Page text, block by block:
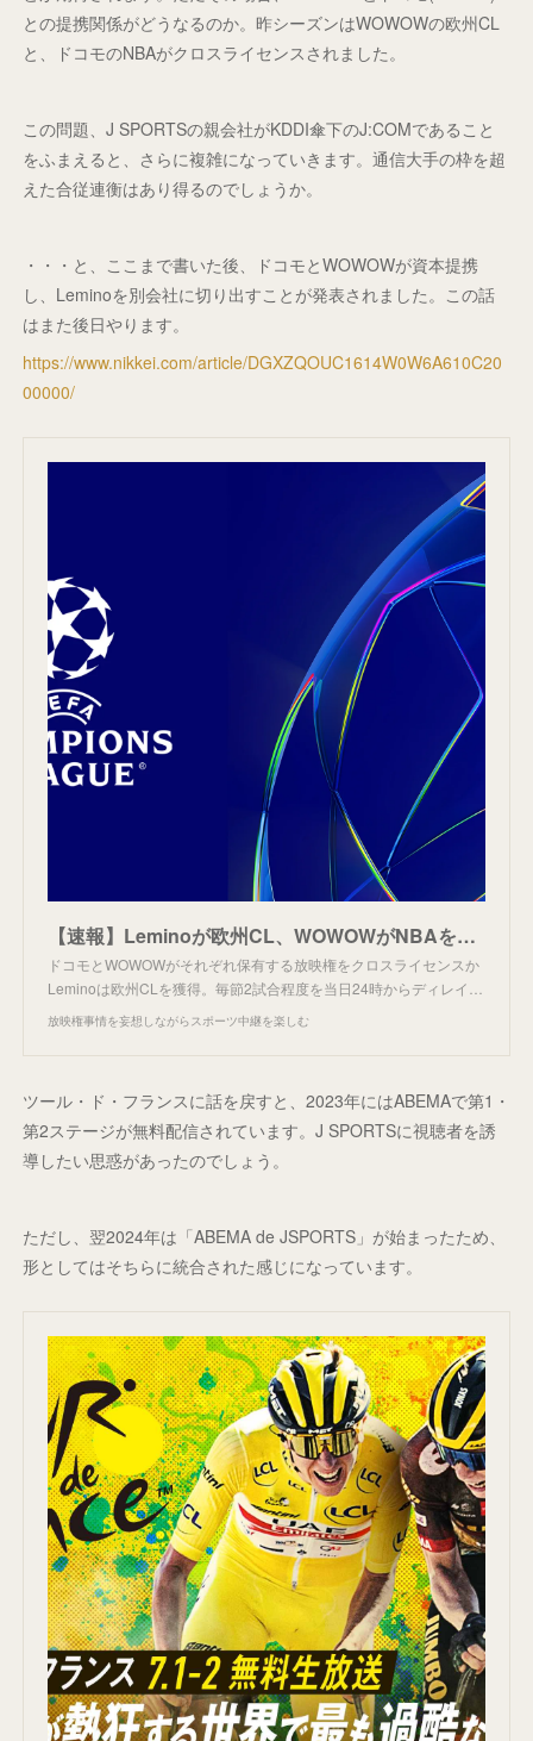
との提携関係がどうなるのか。昨シーズンはWOWOWの欧州CL
と、ドコモのNBAがクロスライセンスされました。
この問題、J SPORTSの親会社がKDDI傘下のJ:COMであること
をふまえると、さらに複雑になっていきます。通信大手の枠を超
えた合従連衡はあり得るのでしょうか。
・・・と、ここまで書いた後、ドコモとWOWOWが資本提携
し、Leminoを別会社に切り出すことが発表されました。この話
はまた後日やります。
https://www.nikkei.com/article/DGXZQOUC1614W0W6A610C20
00000/
【速報】Leminoが欧州CL、WOWOWがNBAを放送へ。
ドコモとWOWOWがそれぞれ保有する放映権をクロスライセンスか
Leminoは欧州CLを獲得。毎節2試合程度を当日24時からディレイ…
放映権事情を妄想しながらスポーツ中継を楽しむ
ツール・ド・フランスに話を戻すと、2023年にはABEMAで第1・
第2ステージが無料配信されています。J SPORTSに視聴者を誘
導したい思惑があったのでしょう。
ただし、翌2024年は「ABEMA de JSPORTS」が始まったため、
形としてはそちらに統合された感じになっています。